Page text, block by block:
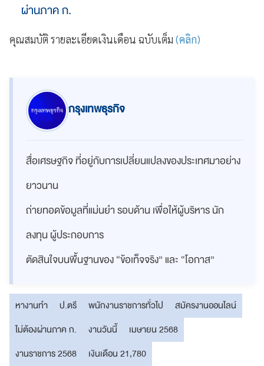
ผ่านภาค ก.
คุณสมบัติ รายละเอียดเงินเดือน ฉบับเต็ม (คลิก)
กรุงเทพธุรกิจ
สื่อเศรษฐกิจ ที่อยู่กับการเปลี่ยนแปลงของประเทศมาอย่าง
ยาวนาน
ถ่ายทอดข้อมูลที่แม่นยำ รอบด้าน เพื่อให้ผู้บริหาร นัก
ลงทุน ผู้ประกอบการ
ตัดสินใจบนพื้นฐานของ “ข้อเท็จจริง” และ “โอกาส”
หางานทำ ป.ตรี พนักงานราชการทั่วไป
สมัครงานออนไลน์
ไม่ต้องผ่านภาค ก.
งานวันนี้
เมษายน 2568
งานราชการ 2568
เงินเดือน 21,780